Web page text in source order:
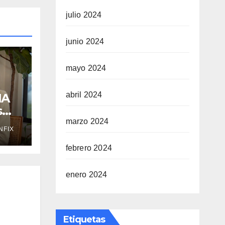
julio 2024
junio 2024
mayo 2024
abril 2024
marzo 2024
febrero 2024
enero 2024
Etiquetas